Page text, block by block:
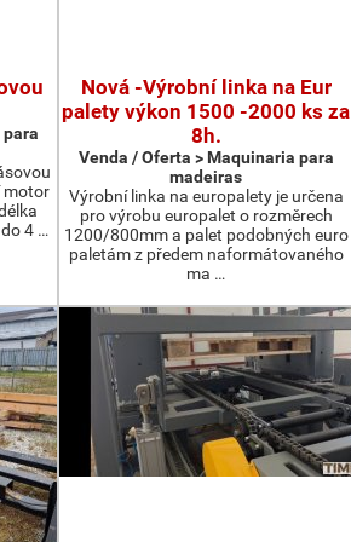
motor
4 …
Nová -Výrobní linka na Eur
palety výkon 1500 -2000 ks za
8h.
Venda / Oferta > Maquinaria para
madeiras
Výrobní linka na europalety je určena
pro výrobu europalet o rozměrech
1200/800mm a palet podobných euro
paletám z předem naformátovaného
ma …